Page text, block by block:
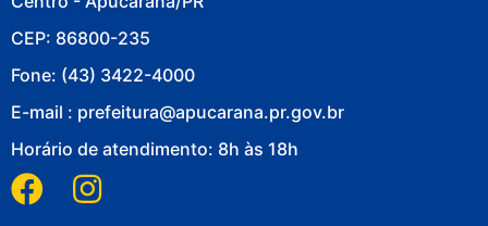
CEP: 86800-235
Fone: (43) 3422-4000
E-mail : prefeitura@apucarana.pr.gov.br
Horário de atendimento: 8h às 18h